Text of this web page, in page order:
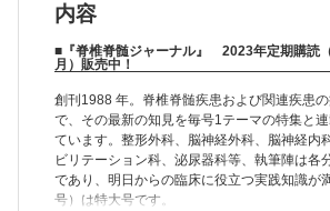
内容
■『脊椎脊髄ジャーナル』 2023年定期購読
月）販売中！
創刊1988 年。脊椎脊髄疾患および関連疾患
で、その最新の知見を毎号1テーマの特集と
ています。整形外科、脳神経外科、脳神経内
ビリテーション科、泌尿器科等、執筆陣は各
であり、明日からの臨床に役立つ実践知識が
号）は特大号です。